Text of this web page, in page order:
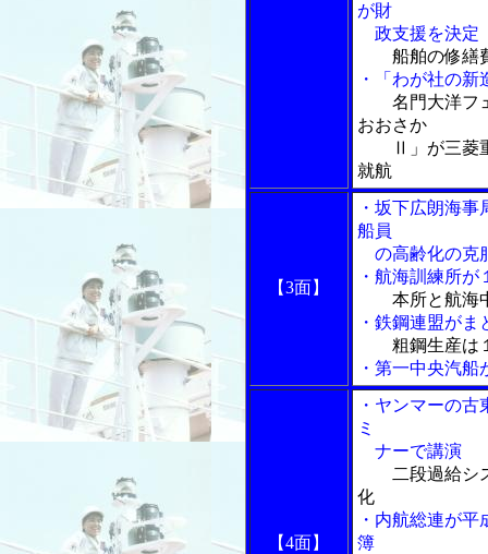
が財
政支援を決定
船舶の修繕
・「わが社の新
名門大洋フ
おおさか
Ⅱ」が三菱重
就航
【3面】
・坂下広朗海
船員
の高齢化の克
・航海訓練所
本所と航海
・鉄鋼連盟が
粗鋼生産は
・第一中央汽
【4面】
・ヤンマーの
ミ
ナーで講演
二段過給シ
化
・内航総連が
簿